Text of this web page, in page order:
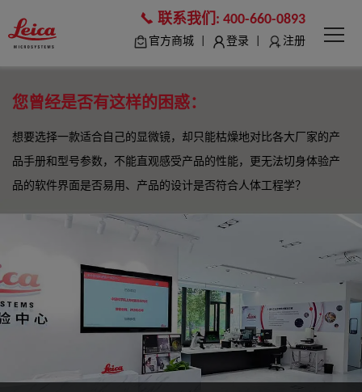
联系我们: 400-660-0893
官方商城 登录 注册
您曾经是否有这样的困惑：
想要选择一款适合自己的显微镜，却只能枯燥地对比各大厂家的产
品手册和型号参数，不能直观感受产品的性能，更无法切身体验产
品的软件界面是否易用、产品的设计是否符合人体工程学？